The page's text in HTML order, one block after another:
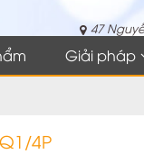
47
Giải pháp
4P